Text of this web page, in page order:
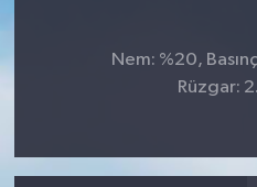
Nem: %20,
Rüzgar:
Batman Müftülüğü